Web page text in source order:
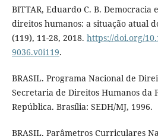
BITTAR, Eduardo C. B. Democracia
direitos humanos: a situação atual
(119), 11-28, 2018. https://doi.org/
9036.v0i119.
BRASIL. Programa Nacional de
Secretaria de Direitos Humanos da
República. Brasília: SEDH/MJ, 1996.
BRASIL. Parâmetros Curriculares